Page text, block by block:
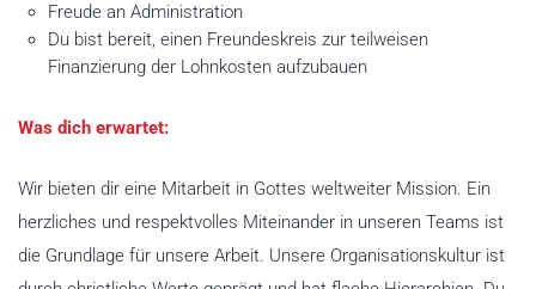
Freude an Administration
Du bist bereit, einen Freundeskreis zur teilweisen
Finanzierung der Lohnkosten aufzubauen
Was dich erwartet:
Wir bieten dir eine Mitarbeit in Gottes weltweiter Mission. Ein
herzliches und respektvolles Miteinander in unseren Teams ist
die Grundlage für unsere Arbeit. Unsere Organisationskultur ist